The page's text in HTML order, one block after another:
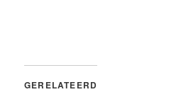
GERELATEERD